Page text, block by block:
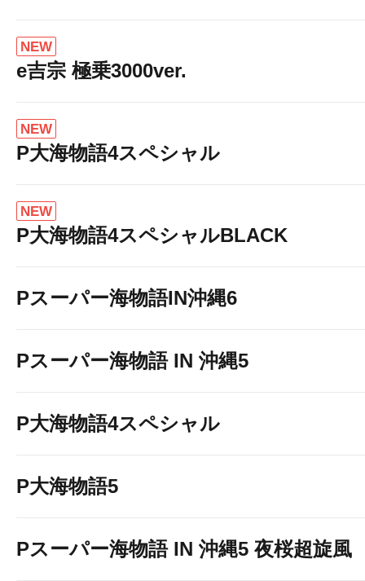
NEW
e吉宗 極乗3000ver.
NEW
P大海物語4スペシャル
NEW
P大海物語4スペシャルBLACK
Pスーパー海物語IN沖縄6
Pスーパー海物語 IN 沖縄5
P大海物語4スペシャル
P大海物語5
Pスーパー海物語 IN 沖縄5 夜桜超旋風